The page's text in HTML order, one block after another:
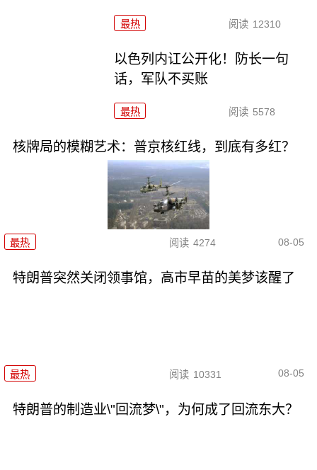
最热 阅读 12310
以色列内讧公开化！防长一句
话，军队不买账
最热 阅读 5578
核牌局的模糊艺术：普京核红线，到底有多红？
最热 阅读 4274 08-05
特朗普突然关闭领事馆，高市早苗的美梦该醒了
最热 阅读 10331 08-05
特朗普的制造业\"回流梦\"，为何成了回流东大？